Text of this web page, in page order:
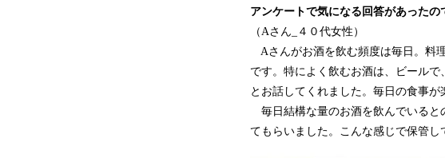
アンケートで気になる回答があった
（Aさん_４０代女性）
Aさんがお酒を飲む頻度は毎日。料
です。特によく飲むお酒は、ビール
とお話してくれました。毎日の食事が
毎日結構な量のお酒を飲んでいると
てもらいました。こんな感じで保管し